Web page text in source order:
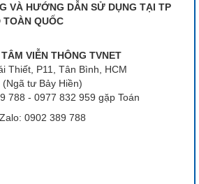
VÀ HƯỚNG DẪN SỬ DỤNG TẠI TP
TOÀN QUỐC
VIỄN THÔNG TVNET
Thiết, P11, Tân Bình, HCM
(Ngã tư Bảy Hiền)
788 - 0977 832 959 gặp Toán
Zalo: 0902 389 788